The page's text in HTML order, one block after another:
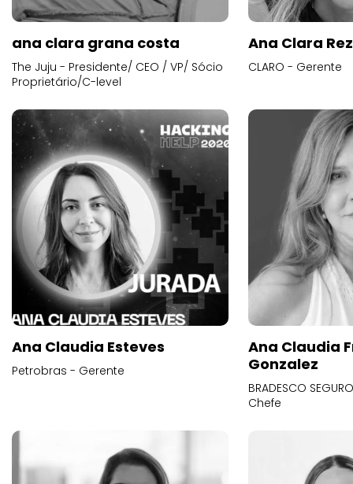
ana clara grana costa
The Juju - Presidente/ CEO / VP/ Sócio
Proprietário/C-level
Ana Clara
CLARO - Gerente
Ana Claudia Esteves
Petrobras - Gerente
Ana Claudia
Gonzalez
BRADESCO
Chefe